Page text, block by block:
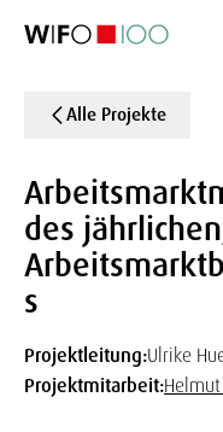
Alle Projekte
des
s
Projektleitung:Ulrike
Projektmitarbeit: